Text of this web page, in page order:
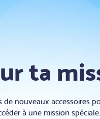
ta
nouveaux accessoires
à une mission spéciale.